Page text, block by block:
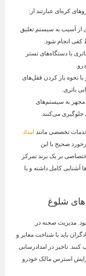
کره‌ای عبارتند از:
از آسیب به سیستم تعلیق
کفی انجام شود.
با دستگاه‌های تستر
با نحوه باز کردن قفل‌های
باتری.
مجهز به سیستم‌های
جلوگیری می‌کنند.
تخصصی مانند امداد
صحیح با این
بر یک برند تمرکز
آشنایی کامل داشته و با
شلوغ
مدیریت صحنه در
باید با شناخت معابر و
تاخیر در امدادرسانی
استرس مالک خودرو